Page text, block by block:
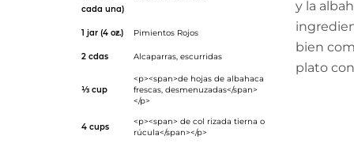
cada una)
1 jar (4 oz.) Pimientos Rojos
2 cdas Alcaparras, escurridas
⅓ cup
<p><span>de hojas de albahaca
frescas, desmenuzadas</span>
</p>
4 cups
<p><span> de col rizada tierna o
rúcula</span></p>
y la
bien
plato